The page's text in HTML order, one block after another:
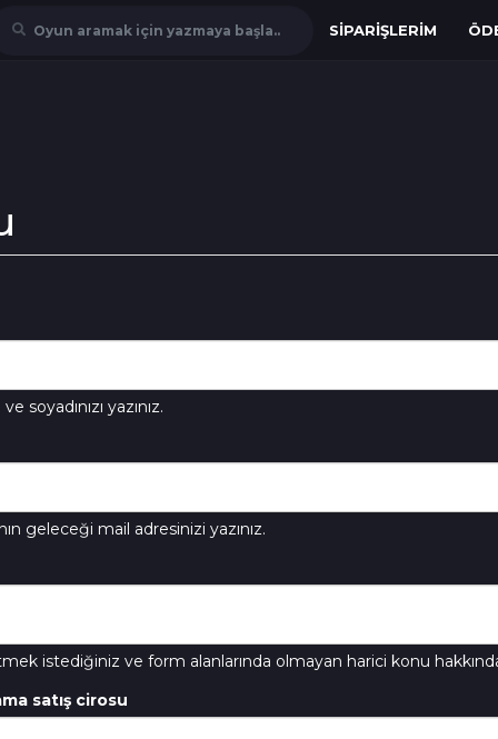
Oyun aramak için yazmaya başla.. SIPARIŞLERIM
soyadınızı yazınız.
geleceği mail adresinizi yazınız.
istediğiniz ve form alanlarında olmayan harici konu hakkında
satış cirosu